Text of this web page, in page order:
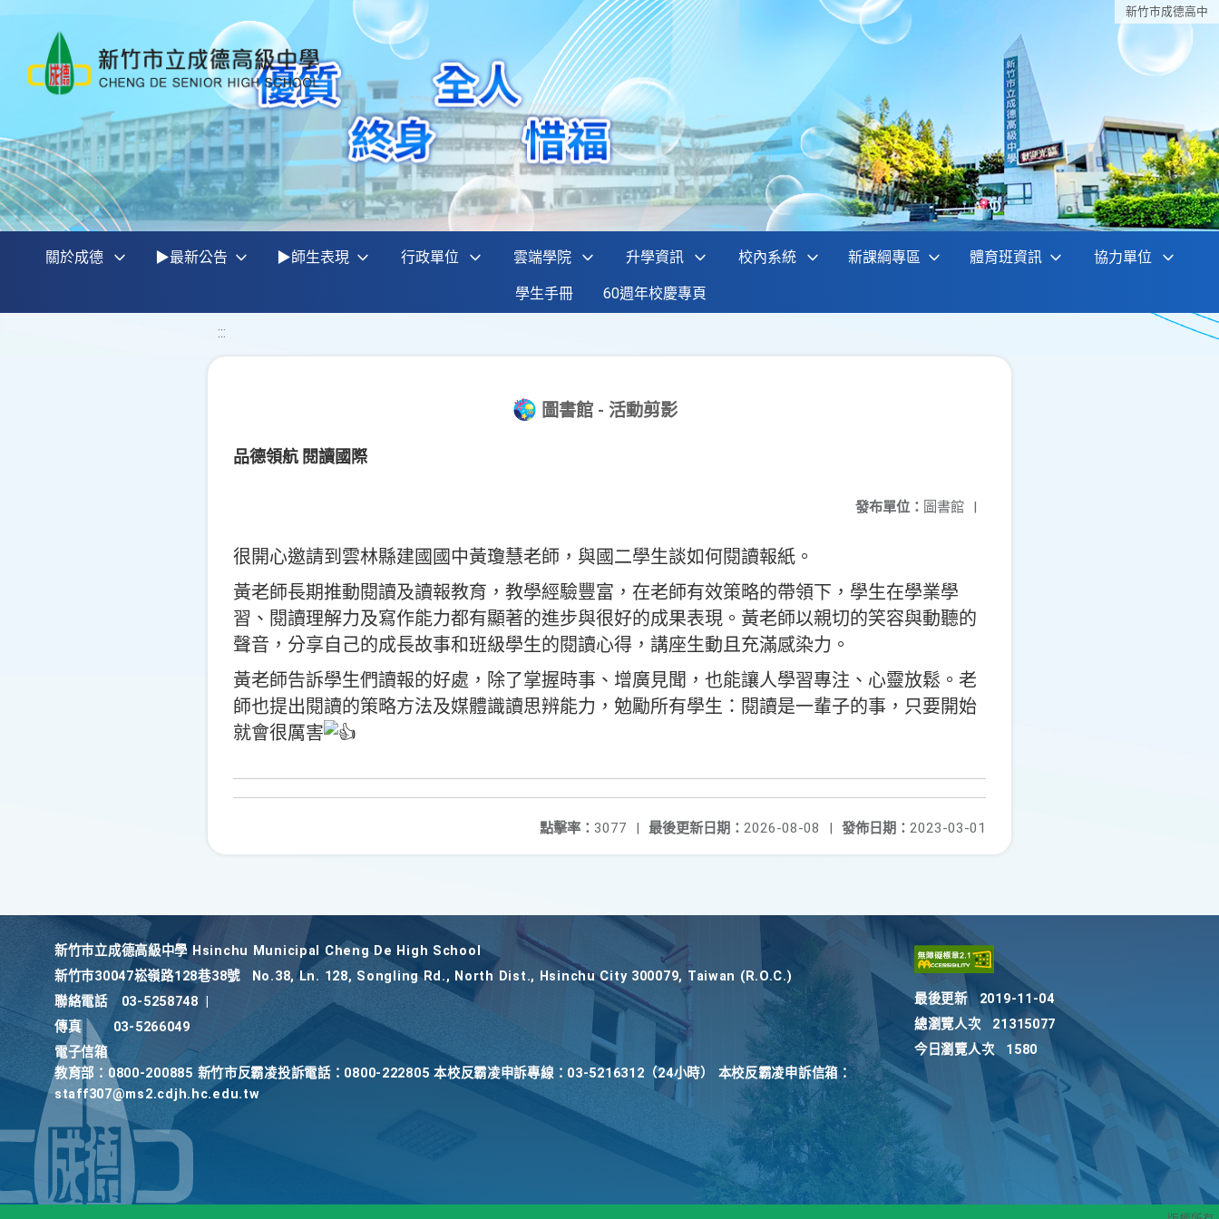
新竹巿成德高中
關於成德 ▶最新公告 ▶師生表現 行政單位 雲端學院 升學資訊 校內系統 新課綱專區 體育班資訊 協力單位
學生手冊 60週年校慶專頁
:::
圖書館 - 活動剪影
品德領航 閱讀國際
發布單位： 圖書館 |
很開心邀請到雲林縣建國國中黃瓊慧老師，與國二學生談如何閱讀報紙。
黃老師長期推動閱讀及讀報教育，教學經驗豐富，在老師有效策略的帶領下，學生在學業學
習、閱讀理解力及寫作能力都有顯著的進步與很好的成果表現。黃老師以親切的笑容與動聽的
聲音，分享自己的成長故事和班級學生的閱讀心得，講座生動且充滿感染力。
黃老師告訴學生們讀報的好處，除了掌握時事、增廣見聞，也能讓人學習專注、心靈放鬆。老
師也提出閱讀的策略方法及媒體識讀思辨能力，勉勵所有學生：閱讀是一輩子的事，只要開始
就會很厲害
發佈日期： 2023-03-01
最後更新日期： 2026-08-08 |
點擊率： 3077 |
新竹巿立成德高級中學 Hsinchu Municipal Cheng De High School
新竹巿30047崧嶺路128巷38號
No.38, Ln. 128, Songling Rd., North Dist., Hsinchu City 300079, Taiwan (R.O.C.)
聯絡電話
03-5258748
傳真
03-5266049
電子信箱
教育部：0800-200885 新竹市反霸凌投訴電話：0800-222805 本校反霸凌申訴專線：03-5216312（24小時） 本校反霸凌申訴信箱：
staff307@ms2.cdjh.hc.edu.tw
最後更新
2019-11-04
總瀏覽人次
21315077
今日瀏覽人次
1580